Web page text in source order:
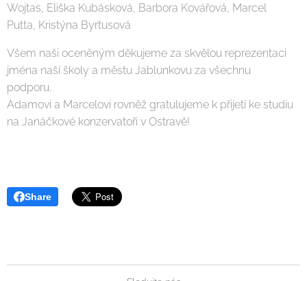
Wojtas, Eliška Kubásková, Barbora Kovářová, Marcel
Putta, Kristýna Byrtusová
Všem naši oceněným děkujeme za skvělou reprezentaci
jména naší školy a městu Jablunkovu za všechnu
podporu.
Adamovi a Marcelovi rovněž gratulujeme k přijetí ke studiu
na Janáčkové konzervatoři v Ostravě!
Share